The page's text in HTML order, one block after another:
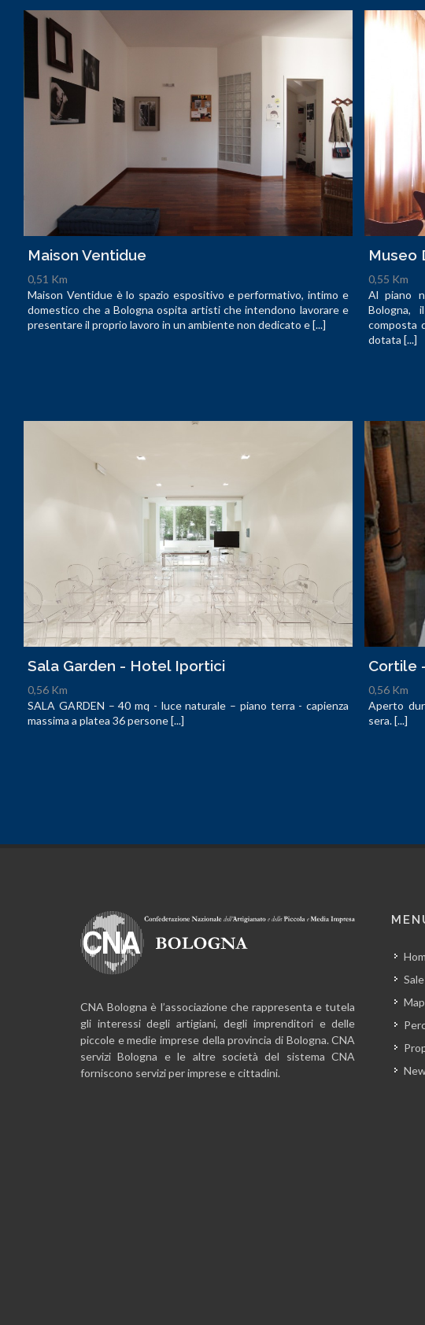
Maison Ventidue
0,51 Km
Maison Ventidue è lo spazio espositivo e performativo, intimo e
domestico che a Bologna ospita artisti che intendono lavorare e
presentare il proprio lavoro in un ambiente non dedicato e [...]
Museo
0,55 Km
Al piano
Bologna,
composta
dotata [...]
Sala Garden - Hotel Iportici
0,56 Km
SALA GARDEN – 40 mq - luce naturale – piano terra - capienza
massima a platea 36 persone [...]
Cortile
0,56 Km
Aperto
sera. [...]
CNA Bologna è l’associazione che rappresenta e tutela
gli interessi degli artigiani, degli imprenditori e delle
piccole e medie imprese della provincia di Bologna. CNA
servizi Bologna e le altre società del sistema CNA
forniscono servizi per imprese e cittadini.
Sale